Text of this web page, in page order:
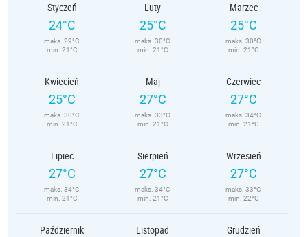
Styczeń
24°C
maks. 29°C
min. 21°C
Luty
25°C
maks. 30°C
min. 21°C
Marzec
25°C
maks. 30°C
min. 21°C
Kwiecień
25°C
maks. 30°C
min. 21°C
Maj
27°C
maks. 33°C
min. 21°C
Czerwiec
27°C
maks. 34°C
min. 21°C
Lipiec
27°C
maks. 34°C
min. 21°C
Sierpień
27°C
maks. 34°C
min. 21°C
Wrzesień
27°C
maks. 33°C
min. 22°C
Październik Listopad Grudzień